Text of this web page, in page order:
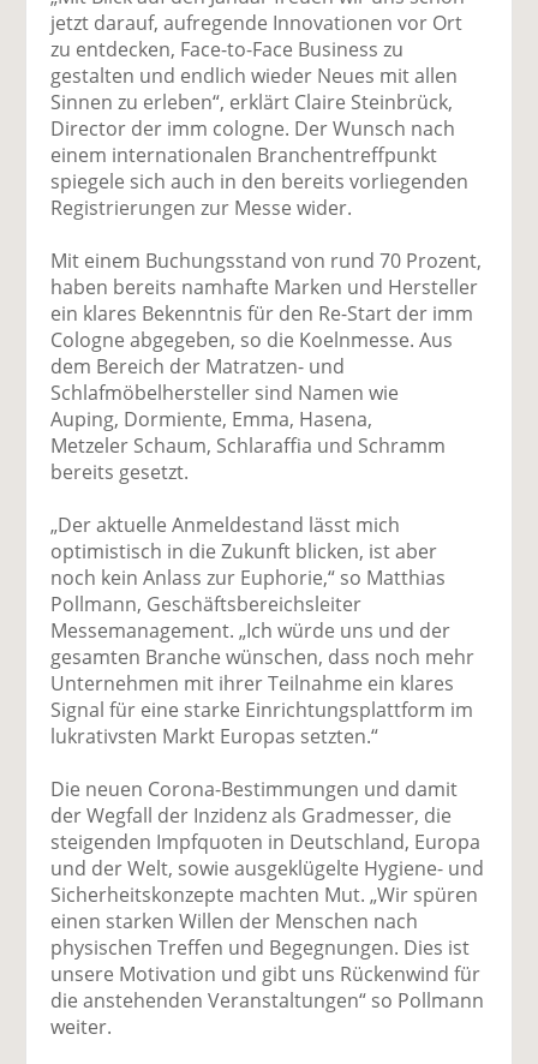
F
ac
e
b
o
o
k
e
n
tt
er
n
Li
k
e
di
n
te
n
E
ai
l
v
se
e
n
jetzt darauf, aufregende Innovationen vor Ort
zu entdecken, Face-to-Face Business zu
gestalten und endlich wieder Neues mit allen
Sinnen zu erleben“, erklärt Claire Steinbrück,
Director der imm cologne. Der Wunsch nach
einem internationalen Branchentreffpunkt
spiegele sich auch in den bereits vorliegenden
Registrierungen zur Messe wider.
Mit einem Buchungsstand von rund 70 Prozent,
haben bereits namhafte Marken und Hersteller
ein klares Bekenntnis für den Re-Start der imm
Cologne abgegeben, so die Koelnmesse. Aus
dem Bereich der Matratzen- und
Schlafmöbelhersteller sind Namen wie
Auping, Dormiente, Emma, Hasena,
Metzeler Schaum, Schlaraffia und Schramm
bereits gesetzt.
„Der aktuelle Anmeldestand lässt mich
optimistisch in die Zukunft blicken, ist aber
noch kein Anlass zur Euphorie,“ so Matthias
Pollmann, Geschäftsbereichsleiter
Messemanagement. „Ich würde uns und der
gesamten Branche wünschen, dass noch mehr
Unternehmen mit ihrer Teilnahme ein klares
Signal für eine starke Einrichtungsplattform im
lukrativsten Markt Europas setzten.“
Die neuen Corona-Bestimmungen und damit
der Wegfall der Inzidenz als Gradmesser, die
steigenden Impfquoten in Deutschland, Europa
und der Welt, sowie ausgeklügelte Hygiene- und
Sicherheitskonzepte machten Mut. „Wir spüren
einen starken Willen der Menschen nach
physischen Treffen und Begegnungen. Dies ist
unsere Motivation und gibt uns Rückenwind für
die anstehenden Veranstaltungen“ so Pollmann
weiter.